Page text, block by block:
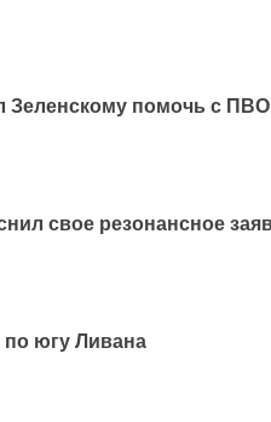
Зеленскому помочь с ПВО
свое резонансное
по югу Ливана